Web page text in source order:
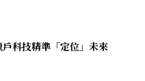
科技精準「定位」未來